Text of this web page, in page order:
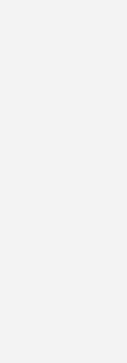
­Installateure ­rechnet, sind
bei der flächendeckenden
die unterschiedlichsten
Meinolf Rath von IMI
neues
Be­ste­hen gefeiert und ein